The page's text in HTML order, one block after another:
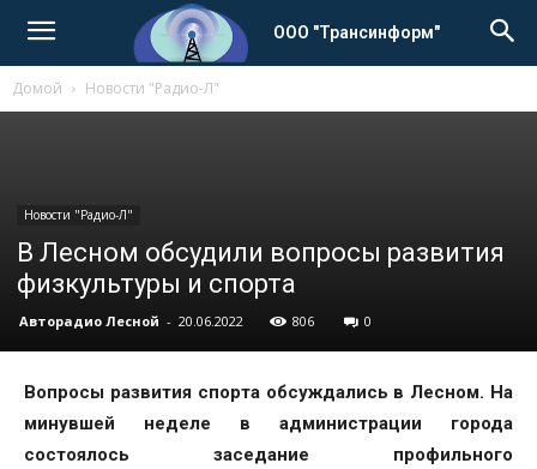
ООО "Трансинформ"
Домой Новости "Радио-Л"
Новости "Радио-Л"
В Лесном обсудили вопросы развития
физкультуры и спорта
Авторадио Лесной - 20.06.2022 806 0
Вопросы развития спорта обсуждались в Лесном. На
минувшей неделе в администрации города
состоялось заседание профильного